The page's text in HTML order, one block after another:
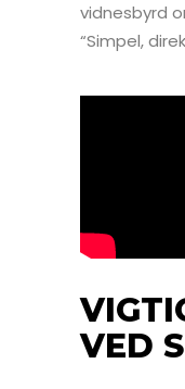
vidnesbyrd
“Simpel,
VED